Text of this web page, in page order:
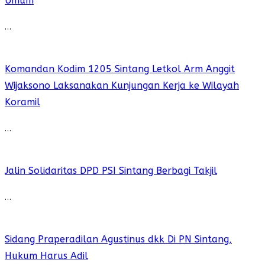
…
Komandan Kodim 1205 Sintang Letkol Arm Anggit
Wijaksono Laksanakan Kunjungan Kerja ke Wilayah
Koramil
…
Jalin Solidaritas DPD PSI Sintang Berbagi Takjil
…
Sidang Praperadilan Agustinus dkk Di PN Sintang,
Hukum Harus Adil